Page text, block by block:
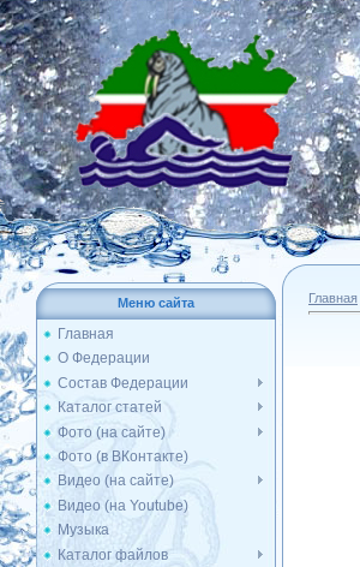
Меню сайта
Главная
О Федерации
Состав Федерации
Каталог статей
Фото (на сайте)
Фото (в ВКонтакте)
Видео (на сайте)
Видео (на Youtube)
Музыка
Каталог файлов
Главная